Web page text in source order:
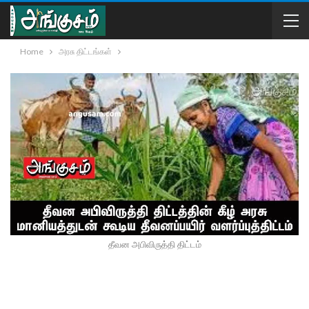
Home அரசு திட்டங்கள்
தீவன அபிவிருத்தி திட்டம்